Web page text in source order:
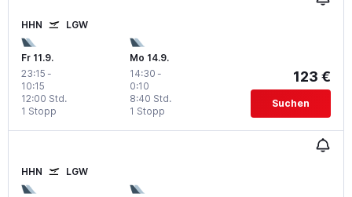
HHN LGW
Fr 11.9.
23:15 -
10:15
1 Stopp
12:00 Std.
Mo 14.9.
14:30 -
0:10
1 Stopp
8:40 Std.
123 €
Suchen
HHN LGW